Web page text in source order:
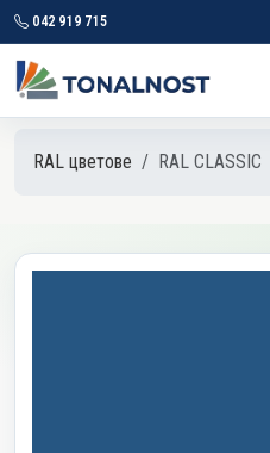
042 919 715
RAL цветове RAL CLASSIC